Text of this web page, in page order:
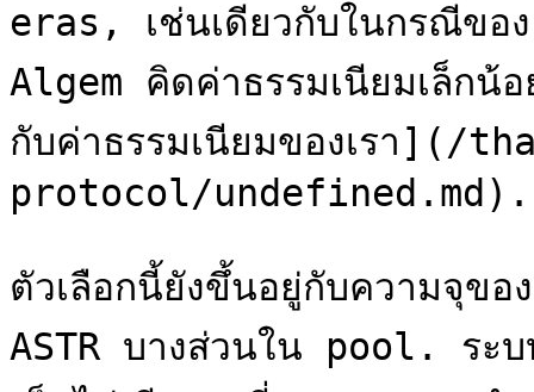
eras, เช่นเดียวกับในกรณีข
Algem คิดค่าธรรมเนียมเล็กน้
กับค่าธรรมเนียมของเรา](/
protocol/undefined.md).
ตัวเลือกนี้ยังขึ้นอยู่กับความจุ
ASTR บางส่วนใน pool. ระบ